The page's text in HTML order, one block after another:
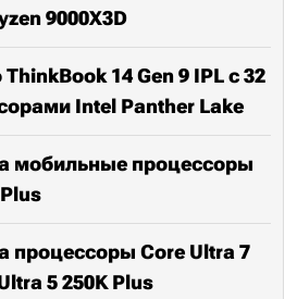
9000X3D
14 Gen 9 IPL с 32
Intel Panther Lake
мобильные процессоры
процессоры Core Ultra 7
5 250K Plus